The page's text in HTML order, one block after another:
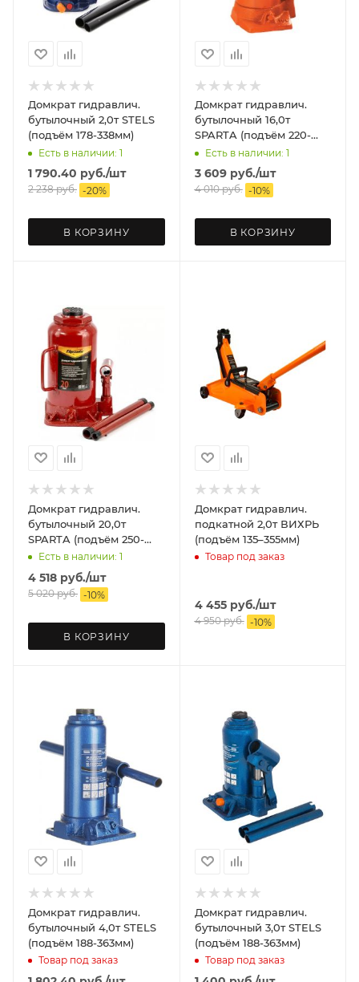
Домкрат гидравлич.
бутылочный 2,0т STELS
(подъём 178-338мм)
Есть в наличии: 1
1 790.40 руб./шт
2 238руб. -20%
В КОРЗИНУ
Домкрат гидравлич.
бутылочный 16,0т
SPARTA (подъём 220-
420мм)
Есть в наличии: 1
3 609руб./шт
4 010руб. -10%
В КОРЗИНУ
Домкрат гидравлич.
бутылочный 20,0т
SPARTA (подъём 250-
470мм)
Есть в наличии: 1
4 518 руб./шт
5 020руб. -10%
В КОРЗИНУ
Домкрат гидравлич.
подкатной 2,0т ВИХРЬ
(подъём 135–355мм)
Товар под заказ
4 455руб./шт
4 950руб. -10%
Домкрат гидравлич.
бутылочный 4,0т STELS
(подъём 188-363мм)
Товар под заказ
Домкрат гидравлич.
бутылочный 3,0т STELS
(подъём 188-363мм)
Товар под заказ